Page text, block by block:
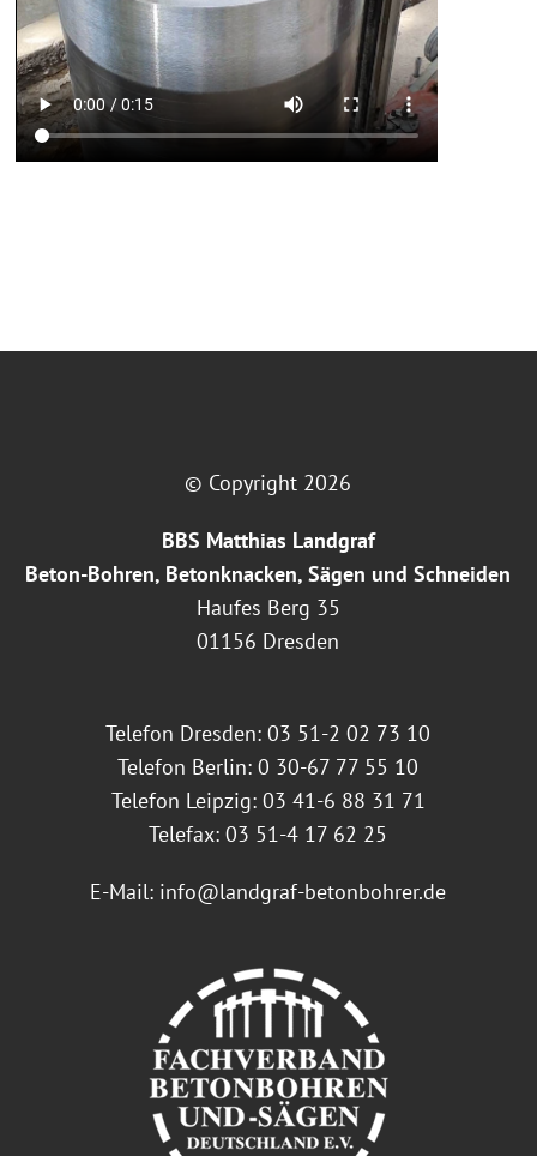
© Copyright 2026
BBS Matthias Landgraf
Beton-Bohren, Betonknacken, Sägen und Schneiden
Haufes Berg 35
01156 Dresden
Telefon Dresden: 03 51-2 02 73 10
Telefon Berlin: 0 30-67 77 55 10
Telefon Leipzig: 03 41-6 88 31 71
Telefax: 03 51-4 17 62 25
E-Mail: info@landgraf-betonbohrer.de